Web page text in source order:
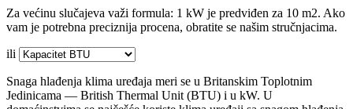
Za većinu slučajeva važi formula: 1 kW je predviđen za 10 m2. Ako
vam je potrebna preciznija procena, obratite se našim stručnjacima.
ili
Snaga hlađenja klima uređaja meri se u Britanskim Toplotnim
Jedinicama — British Thermal Unit (BTU) i u kW. U